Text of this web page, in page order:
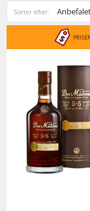
Sorter efter: